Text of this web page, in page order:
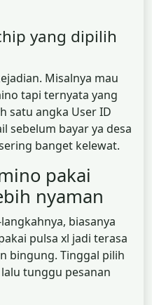
yang dipilih
Misalnya mau
tapi ternyata yang
satu angka User ID
sebelum bayar ya desa
banget kelewat.
pakai
nyaman
biasanya
pulsa xl jadi terasa
bingung. Tinggal pilih
tunggu pesanan